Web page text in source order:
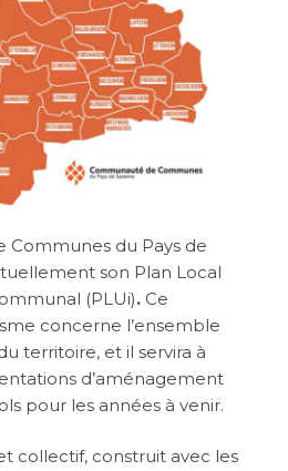
Communes du Pays de
son Plan Local
(PLUi). Ce
concerne l’ensemble
territoire, et il servira à
d’aménagement
pour les années à venir.
collectif, construit avec les